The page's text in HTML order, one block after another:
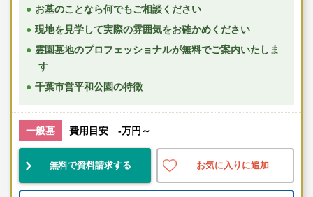
お墓のことなら何でもご相談ください
現地を見学して実際の雰囲気をお確かめください
霊園墓地のプロフェッショナルが無料でご案内いたしま
す
千葉市営平和公園の特徴
一般墓 費用目安 -万円～
無料で資料請求する お気に入りに追加